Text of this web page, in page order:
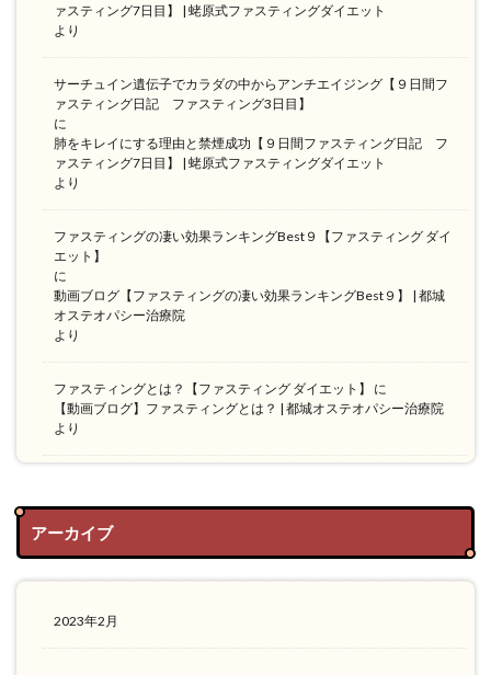
ァスティング7日目】 | 蛯原式ファスティングダイエット
より
サーチュイン遺伝子でカラダの中からアンチエイジング【９日間フ
ァスティング日記 ファスティング3日目】
に
肺をキレイにする理由と禁煙成功【９日間ファスティング日記 フ
ァスティング7日目】 | 蛯原式ファスティングダイエット
より
ファスティングの凄い効果ランキングBest９【ファスティング ダイ
エット】
に
動画ブログ【ファスティングの凄い効果ランキングBest９】 | 都城
オステオパシー治療院
より
ファスティングとは？【ファスティング ダイエット】
に
【動画ブログ】ファスティングとは？ | 都城オステオパシー治療院
より
アーカイブ
2023年2月